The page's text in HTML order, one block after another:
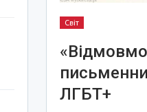
Світ
ЛГБТ+